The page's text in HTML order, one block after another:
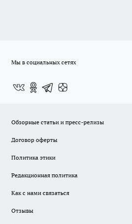
Мы в социальных сетях
Обзорные статьи и пресс-релизы
Договор оферты
Политика этики
Редакционная политика
Как с нами связаться
Отзывы